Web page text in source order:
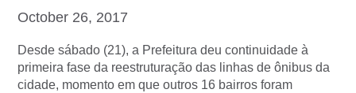
October 26, 2017
Desde sábado (21), a Prefeitura deu continuidade à
primeira fase da reestruturação das linhas de ônibus da
cidade, momento em que outros 16 bairros foram